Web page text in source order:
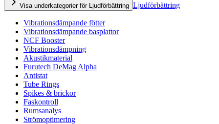
Visa underkategorier för Ljudförbättring Ljudförbättring
Vibrationsdämpande fötter
Vibrationsdämpande basplattor
NCF Booster
Vibrationsdämpning
Akustikmaterial
Furutech DeMag Alpha
Antistat
Tube Rings
Spikes & brickor
Faskontroll
Rumsanalys
Strömoptimering